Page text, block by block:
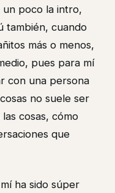
un poco la intro,
también, cuando
más o menos,
pues para mí
con una persona
no suele ser
cosas, cómo
que
ha sido súper